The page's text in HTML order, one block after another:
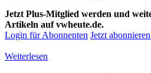
Jetzt Plus-Mitglied werden und
Artikeln auf vwheute.de.
Login für Abonnenten Jetzt
Weiterlesen